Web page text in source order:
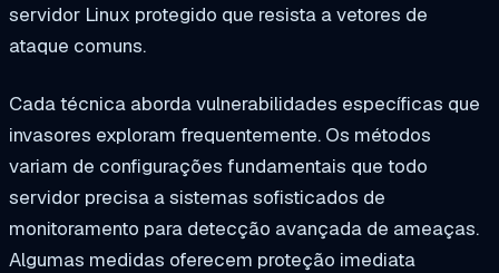
servidor Linux protegido que resista a vetores de
ataque comuns.
Cada técnica aborda vulnerabilidades específicas que
invasores exploram frequentemente. Os métodos
variam de configurações fundamentais que todo
servidor precisa a sistemas sofisticados de
monitoramento para detecção avançada de ameaças.
Algumas medidas oferecem proteção imediata